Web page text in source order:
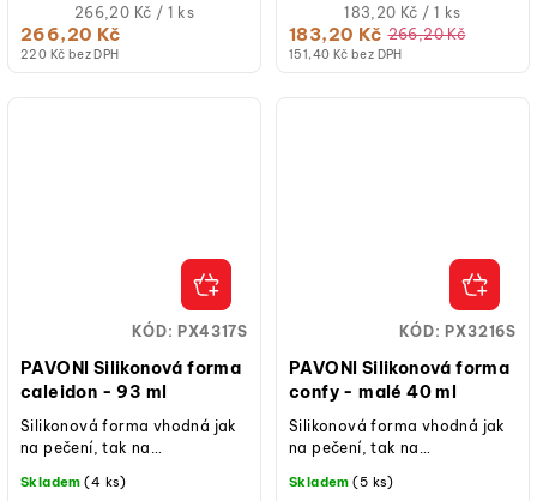
220 Kč bez DPH
266,20 Kč
Měrná
cena:
266,20 Kč / 1 ks
151,40 Kč bez DPH
183,20 Kč 266,20 Kč
Měrná
cena:
183,20 Kč / 1 ks
PAVONI Silikonová forma
caleidon - 93 ml
Skladem (4 ks)
Silikonová forma vhodná jak
na pečení, tak na
KÓD: PX4317S
PAVONI Silikonová forma
confy - malé 40 ml
Skladem (5 ks)
Silikonová forma vhodná jak
na pečení, tak na
KÓD: PX3216S